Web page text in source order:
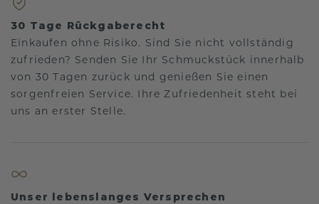
30 Tage Rückgaberecht
Einkaufen ohne Risiko. Sind Sie nicht vollständig
zufrieden? Senden Sie Ihr Schmuckstück innerhalb
von 30 Tagen zurück und genießen Sie einen
sorgenfreien Service. Ihre Zufriedenheit steht bei
uns an erster Stelle.
Unser lebenslanges Versprechen